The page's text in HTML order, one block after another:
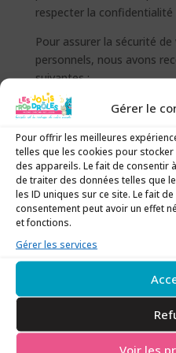
Gérer le
Pour offrir les meilleures
telles que les cookies pour
des appareils. Le fait de consentir
de traiter des données telles que
les ID uniques sur ce site. Le fait
consentement peut avoir un effet
et fonctions.
Gérer les services
Voir les
respecter la
Pour assurer la sécurité
personnels, nous avons
suivantes :
Cryptage SSL/TLS
entre votre navigateur et
la confidentialité de vos
Pare-feu Applicatif
par un pare-feu applicatif
courantes.
Mises à Jour Régulières
ont accès aux données